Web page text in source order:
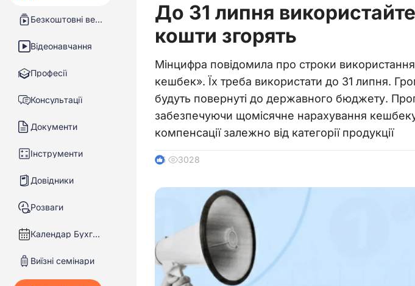
Безкоштовні вебінари
Відеонавчання
Професії
Консультації
Документи
Інструменти
Довідники
Розваги
Календар Бухгалтера
Виїзні семінари
До 31 липня
кошти згорять
Мінцифра повідомила про строки
кешбек». Їх треба використати до 31 липня.
будуть повернуті до державного бюджету.
забезпечуючи щомісячне нарахування кешбеку
компенсації залежно від категорії продукції
5 3028